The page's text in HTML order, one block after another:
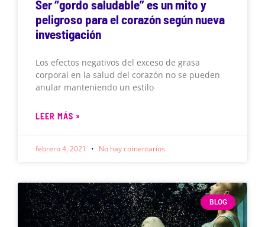
Ser “gordo saludable” es un mito y
peligroso para el corazón según nueva
investigación
Los efectos negativos del exceso de grasa
corporal en la salud del corazón no se pueden
anular manteniendo un estilo
LEER MÁS »
febrero 4, 2021 No hay comentarios
BLOG